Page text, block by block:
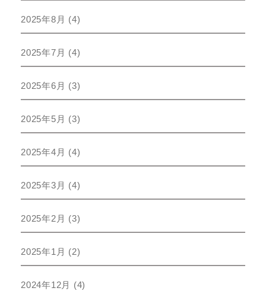
2025年8月 (4)
2025年7月 (4)
2025年6月 (3)
2025年5月 (3)
2025年4月 (4)
2025年3月 (4)
2025年2月 (3)
2025年1月 (2)
2024年12月 (4)